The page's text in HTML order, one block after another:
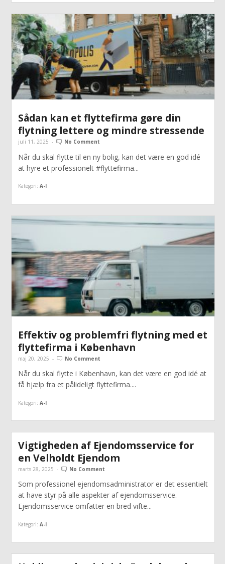
Sådan kan et flyttefirma gøre din
flytning lettere og mindre stressende
juli 11, 2025 - No Comment
Når du skal flytte til en ny bolig, kan det være en god idé
at hyre et professionelt #flyttefirma...
Kategori: A-I
Effektiv og problemfri flytning med et
flyttefirma i København
maj 20, 2025 - No Comment
Når du skal flytte i København, kan det være en god idé at
få hjælp fra et pålideligt flyttefirma....
Kategori: A-I
Vigtigheden af Ejendomsservice for
en Velholdt Ejendom
marts 28, 2025 - No Comment
Som professionel ejendomsadministrator er det essentielt
at have styr på alle aspekter af ejendomsservice.
Ejendomsservice omfatter en bred vifte...
Kategori: A-I